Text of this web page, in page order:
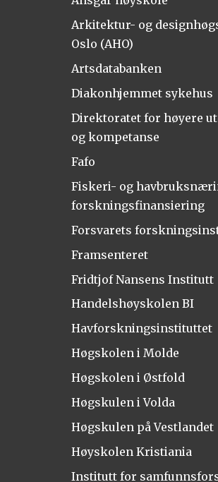
Arkitektur- og
Oslo (AHO)
Artsdatabanken
Diakonhjemmet sykehus
Direktoratet for høyere
og kompetanse
Fafo
Fiskeri- og
forskningsfinansiering
Forsvarets
Framsenteret
Fridtjof Nansens Institutt
Handelshøyskolen BI
Havforskningsinstituttet
Høgskolen i Molde
Høgskolen i Østfold
Høgskulen i Volda
Høgskulen på Vestlandet
Høyskolen Kristiania
Institutt for